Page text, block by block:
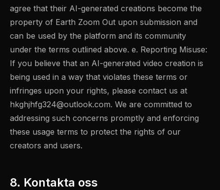
agree that their AI-generated creations become the
property of Earth Zoom Out upon submission and
can be used by the platform and its community
under the terms outlined above. e. Reporting Misuse:
If you believe that an AI-generated video creation is
being used in a way that violates these terms or
infringes upon your rights, please contact us at
hkghjhfg324@outlook.com. We are committed to
addressing such concerns promptly and enforcing
these usage terms to protect the rights of our
creators and users.
8. Kontakta oss